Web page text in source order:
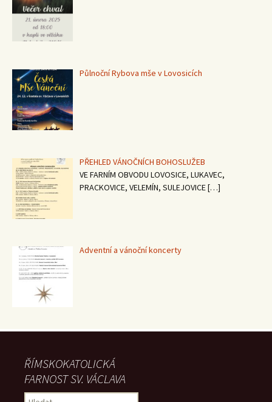
Půlnoční Rybova mše v Lovosicích
PŘEHLED VÁNOČNÍCH BOHOSLUŽEB
VE FARNÍM OBVODU LOVOSICE, LUKAVEC,
PRACKOVICE, VELEMÍN, SULEJOVICE[…]
Adventní a vánoční koncerty
ŘÍMSKOKATOLICKÁ
FARNOST SV. VÁCLAVA
Vyhledávání